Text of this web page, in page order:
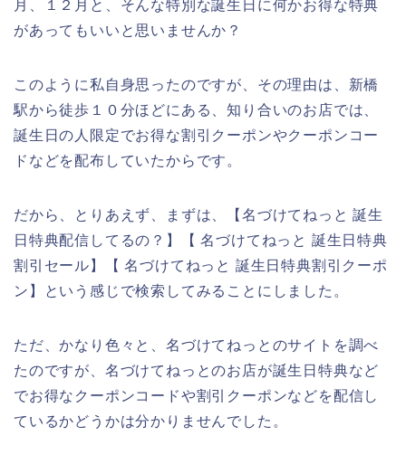
月、１２月と、そんな特別な誕生日に何かお得な特典
があってもいいと思いませんか？
このように私自身思ったのですが、その理由は、新橋
駅から徒歩１０分ほどにある、知り合いのお店では、
誕生日の人限定でお得な割引クーポンやクーポンコー
ドなどを配布していたからです。
だから、とりあえず、まずは、【名づけてねっと 誕生
日特典配信してるの？】【 名づけてねっと 誕生日特典
割引セール】【 名づけてねっと 誕生日特典割引クーポ
ン】という感じで検索してみることにしました。
ただ、かなり色々と、名づけてねっとのサイトを調べ
たのですが、名づけてねっとのお店が誕生日特典など
でお得なクーポンコードや割引クーポンなどを配信し
ているかどうかは分かりませんでした。